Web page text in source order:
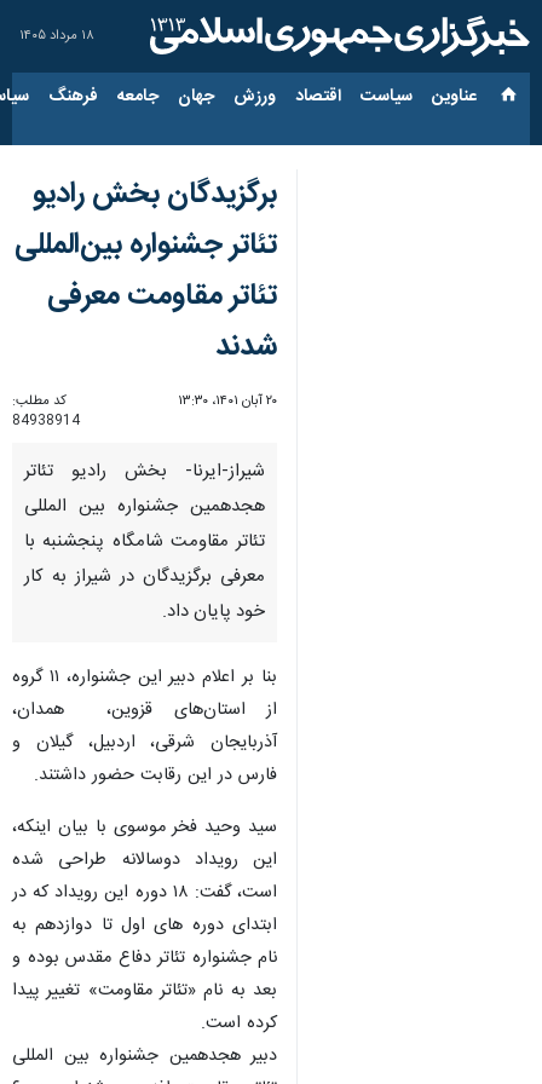
۱۸ مرداد ۱۴۰۵
عناوین‌ سیاست اقتصاد ورزش جهان جامعه فرهنگ
برگزیدگان بخش رادیو
تئاتر جشنواره بین‌المللی
تئاتر مقاومت معرفی
شدند
۲۰ آبان ۱۴۰۱، ۱۳:۳۰
کد مطلب:
84938914
شیراز-ایرنا- بخش رادیو تئاتر
هجدهمین جشنواره بین المللی
تئاتر مقاومت شامگاه پنجشنبه با
معرفی برگزیدگان در شیراز به کار
خود پایان داد.
بنا بر اعلام دبیر این جشنواره، ۱۱ گروه
از استان‌های قزوین، همدان،
آذربایجان شرقی، اردبیل، گیلان و
فارس در این رقابت حضور داشتند.
سید وحید فخر موسوی با بیان اینکه،
این رویداد دوسالانه طراحی شده
است، گفت: ۱۸ دوره این رویداد که در
ابتدای دوره های اول تا دوازدهم به
نام جشنواره تئاتر دفاع مقدس بوده و
بعد به نام «تئاتر مقاومت» تغییر پیدا
کرده است.
دبیر هجدهمین جشنواره بین المللی